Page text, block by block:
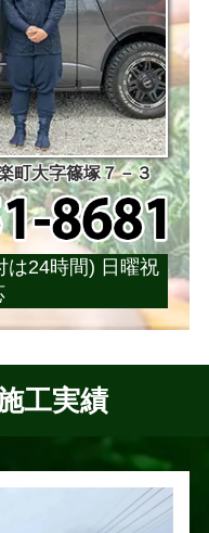
町大字篠塚７－３
は24時間) 日曜祝
工実績